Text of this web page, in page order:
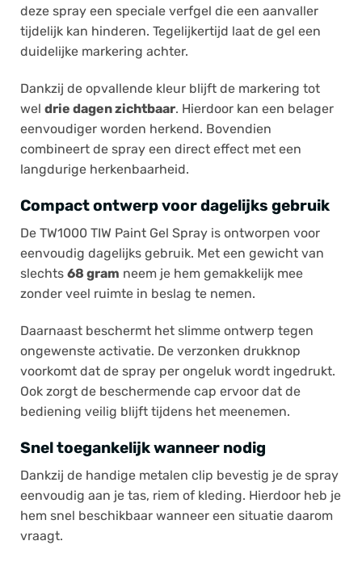
deze spray een speciale verfgel die een aanvaller
tijdelijk kan hinderen. Tegelijkertijd laat de gel een
duidelijke markering achter.
Dankzij de opvallende kleur blijft de markering tot
wel drie dagen zichtbaar. Hierdoor kan een belager
eenvoudiger worden herkend. Bovendien
combineert de spray een direct effect met een
langdurige herkenbaarheid.
Compact ontwerp voor dagelijks gebruik
De TW1000 TIW Paint Gel Spray is ontworpen voor
eenvoudig dagelijks gebruik. Met een gewicht van
slechts 68 gram neem je hem gemakkelijk mee
zonder veel ruimte in beslag te nemen.
Daarnaast beschermt het slimme ontwerp tegen
ongewenste activatie. De verzonken drukknop
voorkomt dat de spray per ongeluk wordt ingedrukt.
Ook zorgt de beschermende cap ervoor dat de
bediening veilig blijft tijdens het meenemen.
Snel toegankelijk wanneer nodig
Dankzij de handige metalen clip bevestig je de spray
eenvoudig aan je tas, riem of kleding. Hierdoor heb je
hem snel beschikbaar wanneer een situatie daarom
vraagt.